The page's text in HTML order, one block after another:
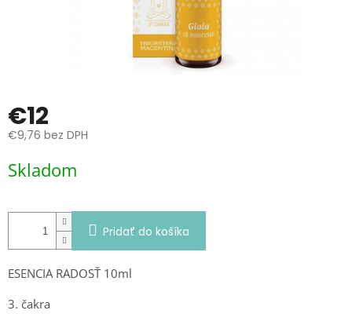
€12
€9,76 bez DPH
cena:
Skladom
Pridať do košíka
ESENCIA RADOSŤ 10ml
3. čakra